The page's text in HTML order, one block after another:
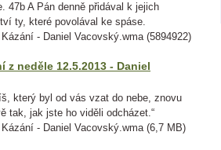
47b A Pán denně přidával k jejich
ty, které povolával ke spáse.
- Daniel Vacovský.wma (5894922)
z neděle 12.5.2013 - Daniel
který byl od vás vzat do nebe, znovu
tak, jak jste ho viděli odcházet.“
Kázání - Daniel Vacovský.wma (6,7 MB)